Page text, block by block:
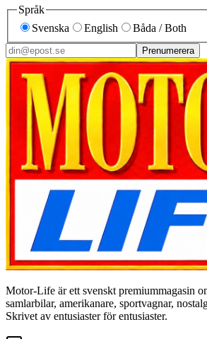
Språk
Svenska
English Båda / Both
Prenumerera
Motor-Life är ett svenskt premiummagasin
samlarbilar, amerikanare, sportvagnar,
Skrivet av entusiaster för entusiaster.